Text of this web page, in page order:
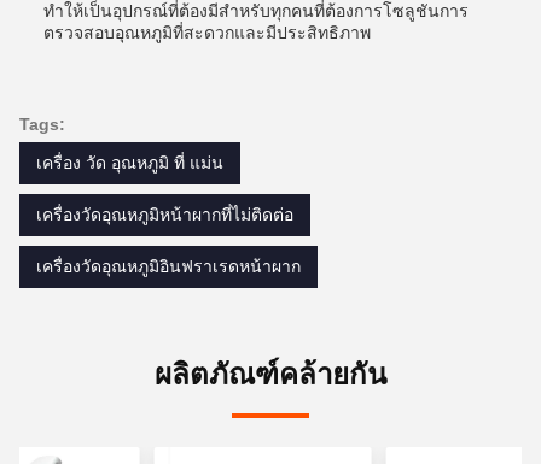
ทำให้เป็นอุปกรณ์ที่ต้องมีสำหรับทุกคนที่ต้องการโซลูชันการ
ตรวจสอบอุณหภูมิที่สะดวกและมีประสิทธิภาพ
Tags:
เครื่อง วัด อุณหภูมิ ที่ แม่น
เครื่องวัดอุณหภูมิหน้าผากที่ไม่ติดต่อ
เครื่องวัดอุณหภูมิอินฟราเรดหน้าผาก
ผลิตภัณฑ์คล้ายกัน